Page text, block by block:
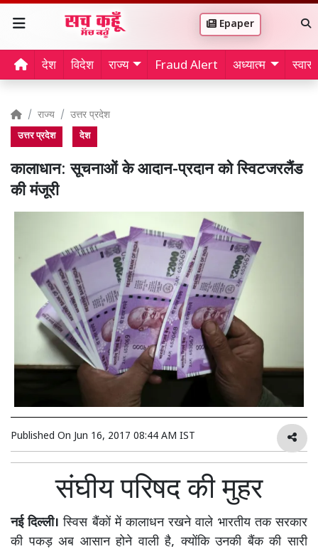
Epaper
देश विदेश राज्य Fraud Alert अध्यात्म
राज्य उत्तर प्रदेश
उत्तर प्रदेश देश
कालाधान: सूचनाओं के आदान-प्रदान को स्विटजरलैंड
की मंजूरी
Published On Jun 16, 2017 08:44 AM IST
संघीय परिषद की मुहर
नई दिल्ली। स्विस बैंकों में कालाधन रखने वाले भारतीय तक सरकार
की पकड़ अब आसान होने वाली है, क्योंकि उनकी बैंक की सारी